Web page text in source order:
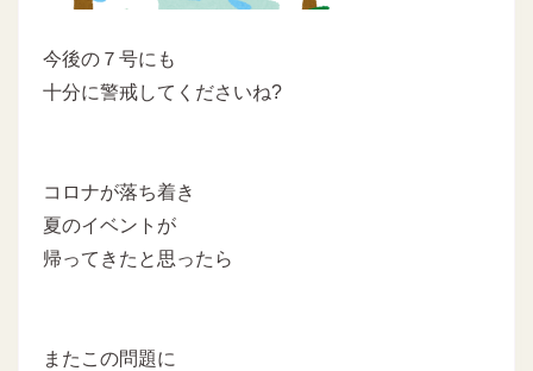
今後の７号にも
十分に警戒してくださいね?
コロナが落ち着き
夏のイベントが
帰ってきたと思ったら
またこの問題に